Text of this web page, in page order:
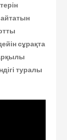
сұрақта
туралы